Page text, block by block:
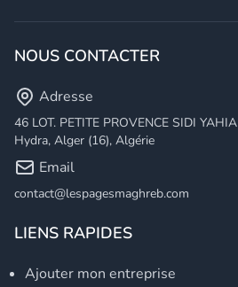
NOUS CONTACTER
Adresse
46 LOT. PETITE PROVENCE SIDI YAHIA
Hydra, Alger (16), Algérie
Email
contact@lespagesmaghreb.com
LIENS RAPIDES
Ajouter mon entreprise